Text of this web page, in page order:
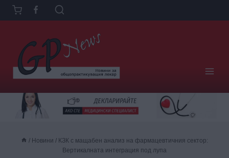
Към
съдържанието
/ Новини / КЗК с мащабен анализ на фармацевтичния сектор:
Вертикалната интеграция под лупа